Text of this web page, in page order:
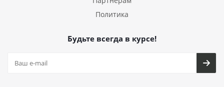
Политика
Будьте всегда в курсе!